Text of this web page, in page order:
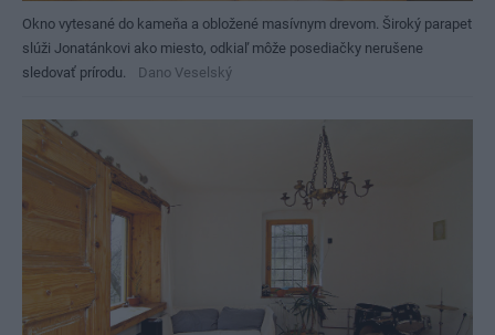
Okno vytesané do kameňa a obložené masívnym drevom. Široký parapet
slúži Jonatánkovi ako miesto, odkiaľ môže posediačky nerušene
sledovať prírodu.
Dano Veselský